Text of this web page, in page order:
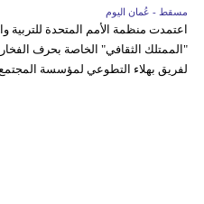
مسقط - عُمان اليوم
اعتمدت منظمة الأمم المتحدة للتربية
"الممتلك الثقافي" الخاصة بحرف
لفريق بهلاء التطوعي لمؤسسة المجتمع